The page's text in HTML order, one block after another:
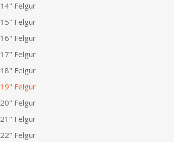
14" Felgur
15" Felgur
16" Felgur
17" Felgur
18" Felgur
19" Felgur
20" Felgur
21" Felgur
22" Felgur